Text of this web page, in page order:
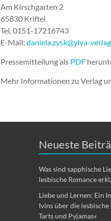
Am Kirschgarten 2
65830 Kriftel
Tel. 0151-17216743
E-Mail: daniela.zysk@ylva-
Pressemitteilung als PDF
Mehr Informationen zu Verlag
Neueste
Was sind sapphische
lesbische Romance
Liebe und Lernen: Ein
Ivins über die
Tarts und Pyjamas«